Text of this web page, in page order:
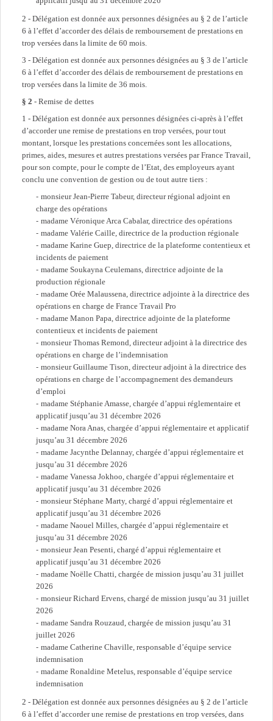
2 - Délégation est donnée aux personnes désignées au § 2 de l’article
6 à l’effet d’accorder des délais de remboursement de prestations en
trop versées dans la limite de 60 mois.
3 - Délégation est donnée aux personnes désignées au § 3 de l’article
6 à l’effet d’accorder des délais de remboursement de prestations en
trop versées dans la limite de 36 mois.
§ 2 - Remise de dettes
1 - Délégation est donnée aux personnes désignées ci-après à l’effet
d’accorder une remise de prestations en trop versées, pour tout
montant, lorsque les prestations concernées sont les allocations,
primes, aides, mesures et autres prestations versées par France Travail,
pour son compte, pour le compte de l’Etat, des employeurs ayant
conclu une convention de gestion ou de tout autre tiers :
monsieur Jean-Pierre Tabeur, directeur régional adjoint en
charge des opérations
madame Véronique Arca Cabalar, directrice des opérations
madame Valérie Caille, directrice de la production régionale
madame Karine Guep, directrice de la plateforme contentieux et
incidents de paiement
madame Soukayna Ceulemans, directrice adjointe de la
production régionale
madame Orée Malaussena, directrice adjointe à la directrice des
opérations en charge de France Travail Pro
madame Manon Papa, directrice adjointe de la plateforme
contentieux et incidents de paiement
monsieur Thomas Remond, directeur adjoint à la directrice des
opérations en charge de l’indemnisation
monsieur Guillaume Tison, directeur adjoint à la directrice des
opérations en charge de l’accompagnement des demandeurs
d’emploi
madame Stéphanie Amasse, chargée d’appui réglementaire et
applicatif jusqu’au 31 décembre 2026
madame Nora Anas, chargée d’appui réglementaire et applicatif
jusqu’au 31 décembre 2026
madame Jacynthe Delannay, chargée d’appui réglementaire et
jusqu’au 31 décembre 2026
madame Vanessa Jokhoo, chargée d’appui réglementaire et
applicatif jusqu’au 31 décembre 2026
monsieur Stéphane Marty, chargé d’appui réglementaire et
applicatif jusqu’au 31 décembre 2026
madame Naouel Milles, chargée d’appui réglementaire et
jusqu’au 31 décembre 2026
monsieur Jean Pesenti, chargé d’appui réglementaire et
applicatif jusqu’au 31 décembre 2026
madame Noëlle Chatti, chargée de mission jusqu’au 31 juillet
2026
monsieur Richard Ervens, chargé de mission jusqu’au 31 juillet
2026
madame Sandra Rouzaud, chargée de mission jusqu’au 31
juillet 2026
madame Catherine Chaville, responsable d’équipe service
indemnisation
madame Ronaldine Metelus, responsable d’équipe service
indemnisation
2 - Délégation est donnée aux personnes désignées au § 2 de l’article
6 à l’effet d’accorder une remise de prestations en trop versées, dans